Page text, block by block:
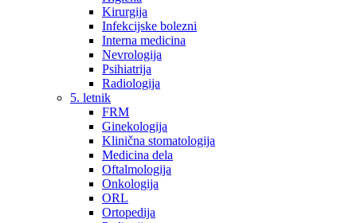
Kirurgija
Infekcijske bolezni
Interna medicina
Nevrologija
Psihiatrija
Radiologija
5. letnik
FRM
Ginekologija
Klinična stomatologija
Medicina dela
Oftalmologija
Onkologija
ORL
Ortopedija